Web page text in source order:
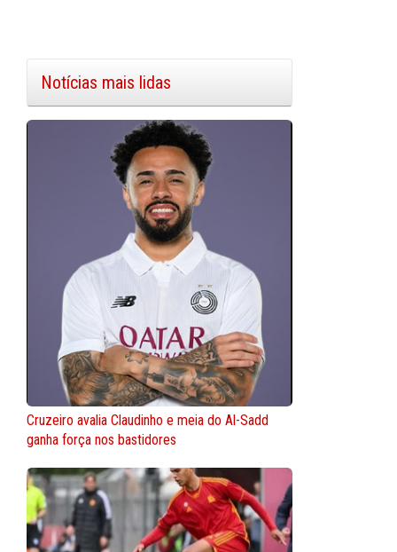
Notícias mais lidas
Cruzeiro avalia Claudinho e meia do Al-Sadd
ganha força nos bastidores